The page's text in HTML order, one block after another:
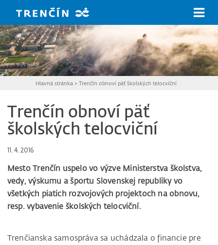
Hlavná stránka >Trenčín obnoví päť školských telocviční
Trenčín obnoví päť
školských telocviční
11. 4. 2016
Mesto Trenčín uspelo vo výzve Ministerstva školstva,
vedy, výskumu a športu Slovenskej republiky vo
všetkých piatich rozvojových projektoch na obnovu,
resp. vybavenie školských telocviční.
Trenčianska samospráva sa uchádzala o financie pre